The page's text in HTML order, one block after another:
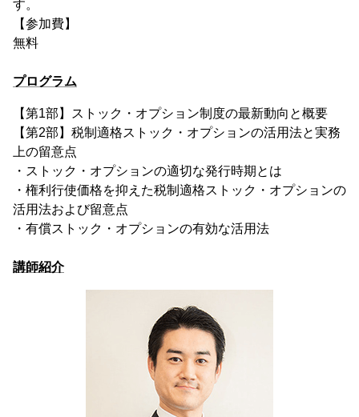
す。
【参加費】
無料
プログラム
【第1部】ストック・オプション制度の最新動向と概要
【第2部】税制適格ストック・オプションの活用法と実務
上の留意点
・ストック・オプションの適切な発行時期とは
・権利行使価格を抑えた税制適格ストック・オプションの
活用法および留意点
・有償ストック・オプションの有効な活用法
講師紹介